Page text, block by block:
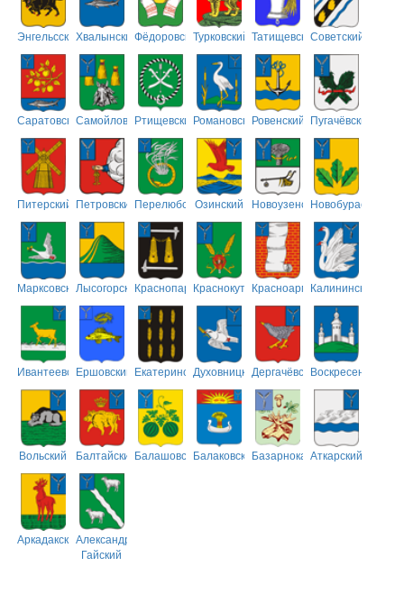
ЭнгельсскийХвалынскийФёдоровскийТурковский ТатищевскийСоветский
СаратовскийСамойловскийРтищевскийРомановскийРовенский Пугачёвский
Питерский ПетровскийПерелюбскийОзинский НовоузенскийНовобурасский
МарксовскийЛысогорскийКраснопартизанский
КраснокутскийКрасноармейский
Калининский
ИвантеевскийЕршовский ЕкатериновскийДуховницкийДергачёвскийВоскресенский
Вольский БалтайскийБалашовскийБалаковскийБазарнокарабулакский
Аткарский
АркадакскийАлександрово-
Гайский